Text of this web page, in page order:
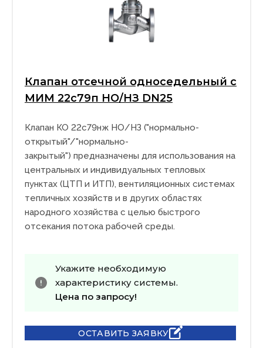
Клапан отсечной односедельный с
МИМ 22с79п НО/НЗ DN25
Клапан КО 22с79нж НО/НЗ ("нормально-
открытый"/"нормально-
закрытый") предназначены для использования на
центральных и индивидуальных тепловых
пунктах (ЦТП и ИТП), вентиляционных системах
тепличных хозяйств и в других областях
народного хозяйства с целью быстрого
отсекания потока рабочей среды.
Укажите необходимую
характеристику системы.
Цена по запросу!
ОСТАВИТЬ ЗАЯВКУ